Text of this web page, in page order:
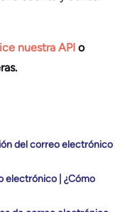
nuestra API o
del correo electrónico
electrónico | ¿Cómo